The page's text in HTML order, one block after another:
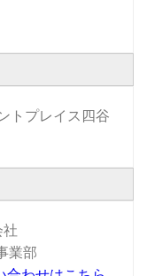
トプレイス四谷
社
業部